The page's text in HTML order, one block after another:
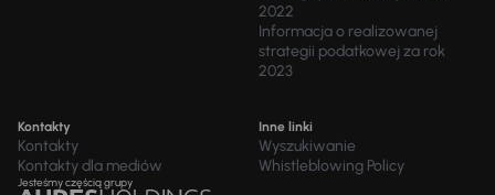
2022
Informacja o realizowanej
strategii podatkowej za rok
2023
Kontakty
Kontakty
Kontakty dla mediów
Inne linki
Wyszukiwanie
Whistleblowing Policy
Jesteśmy częścią grupy